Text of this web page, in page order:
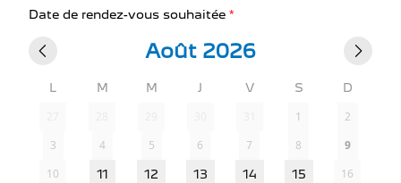
Date de rendez-vous souhaitée *
Août 2026
L M M J V S D
1
2
3
4 5 6 7 8
9
10
11 12 13 14 15 16